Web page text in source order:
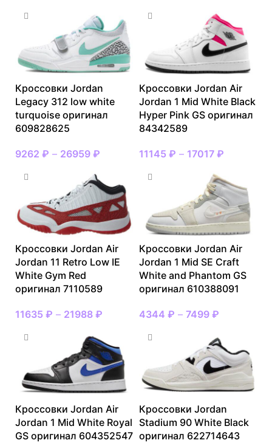
Кроссовки Jordan
Legacy 312 low white
turquoise оригинал
609828625
9262 ₽ – 26959 ₽
Кроссовки Jordan Air
Jordan 1 Mid White Black
Hyper Pink GS оригинал
84342589
11145 ₽ – 17017 ₽
Кроссовки Jordan Air
Jordan 11 Retro Low IE
White Gym Red
оригинал 7110589
11635 ₽ – 21988 ₽
Кроссовки Jordan Air
Jordan 1 Mid SE Craft
White and Phantom GS
оригинал 610388091
4344 ₽ – 7499 ₽
Кроссовки Jordan Air
Jordan 1 Mid White Royal
GS оригинал 604352547
Кроссовки Jordan
Stadium 90 White Black
оригинал 622714643